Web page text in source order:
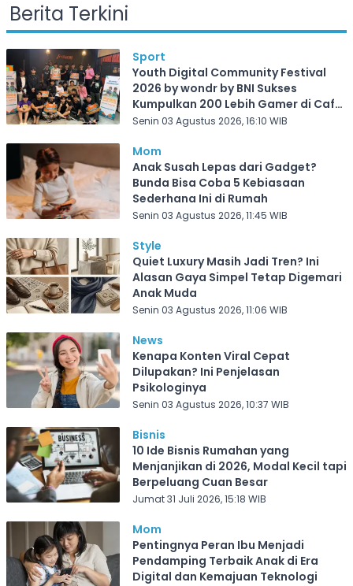
Berita Terkini
Sport
Youth Digital Community Festival
2026 by wondr by BNI Sukses
Kumpulkan 200 Lebih Gamer di Cafe
Frekuensi Depok
Senin 03 Agustus 2026, 16:10 WIB
Mom
Anak Susah Lepas dari Gadget?
Bunda Bisa Coba 5 Kebiasaan
Sederhana Ini di Rumah
Senin 03 Agustus 2026, 11:45 WIB
Style
Quiet Luxury Masih Jadi Tren? Ini
Alasan Gaya Simpel Tetap Digemari
Anak Muda
Senin 03 Agustus 2026, 11:06 WIB
News
Kenapa Konten Viral Cepat
Dilupakan? Ini Penjelasan
Psikologinya
Senin 03 Agustus 2026, 10:37 WIB
Bisnis
10 Ide Bisnis Rumahan yang
Menjanjikan di 2026, Modal Kecil tapi
Berpeluang Cuan Besar
Jumat 31 Juli 2026, 15:18 WIB
Mom
Pentingnya Peran Ibu Menjadi
Pendamping Terbaik Anak di Era
Digital dan Kemajuan Teknologi